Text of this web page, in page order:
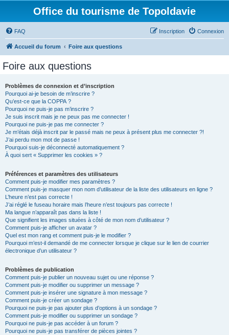
Office du tourisme de Topoldavie
FAQ Connexion
Inscription
Accueil du forum Foire aux questions
Foire aux questions
Problèmes de connexion et d’inscription
Pourquoi ai-je besoin de m’inscrire ?
Qu’est-ce que la COPPA ?
Pourquoi ne puis-je pas m’inscrire ?
Je suis inscrit mais je ne peux pas me connecter !
Pourquoi ne puis-je pas me connecter ?
Je m’étais déjà inscrit par le passé mais ne peux à présent plus me connecter ?!
J’ai perdu mon mot de passe !
Pourquoi suis-je déconnecté automatiquement ?
À quoi sert « Supprimer les cookies » ?
Préférences et paramètres des utilisateurs
Comment puis-je modifier mes paramètres ?
Comment puis-je masquer mon nom d’utilisateur de la liste des utilisateurs en ligne ?
L’heure n’est pas correcte !
J’ai réglé le fuseau horaire mais l’heure n’est toujours pas correcte !
Ma langue n’apparaît pas dans la liste !
Que signifient les images situées à côté de mon nom d’utilisateur ?
Comment puis-je afficher un avatar ?
Quel est mon rang et comment puis-je le modifier ?
Pourquoi m’est-il demandé de me connecter lorsque je clique sur le lien de courrier
électronique d’un utilisateur ?
Problèmes de publication
Comment puis-je publier un nouveau sujet ou une réponse ?
Comment puis-je modifier ou supprimer un message ?
Comment puis-je insérer une signature à mon message ?
Comment puis-je créer un sondage ?
Pourquoi ne puis-je pas ajouter plus d’options à un sondage ?
Comment puis-je modifier ou supprimer un sondage ?
Pourquoi ne puis-je pas accéder à un forum ?
Pourquoi ne puis-je pas transférer de pièces jointes ?